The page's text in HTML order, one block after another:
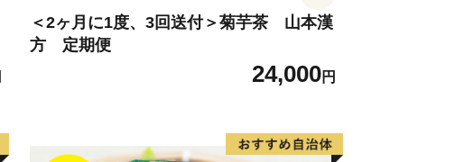
＜2ヶ月に1度、3回送付＞菊芋茶 山本漢
方 定期便
24,000円